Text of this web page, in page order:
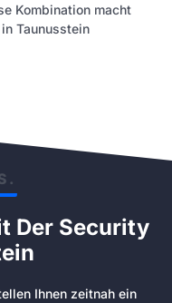
Kombination macht
Taunusstein
Der Security
Ihnen zeitnah ein